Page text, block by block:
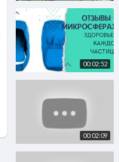
00:02:52
00:02:09